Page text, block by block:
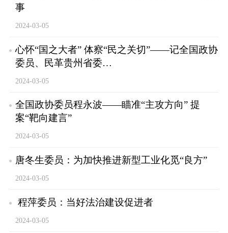
事
2024-03-05
心怀“国之大者” 体察“民之关切”——记全国政协
委员、民革贵州省委…
2024-03-05
全国政协委员程永波——瞄准“主攻方向” 提
案“靶向建言”
2024-03-05
唐冬生委员：为加快推进新型工业化觅“良方”
2024-03-05
程萍委员：当好法治建设促进者
2024-03-05